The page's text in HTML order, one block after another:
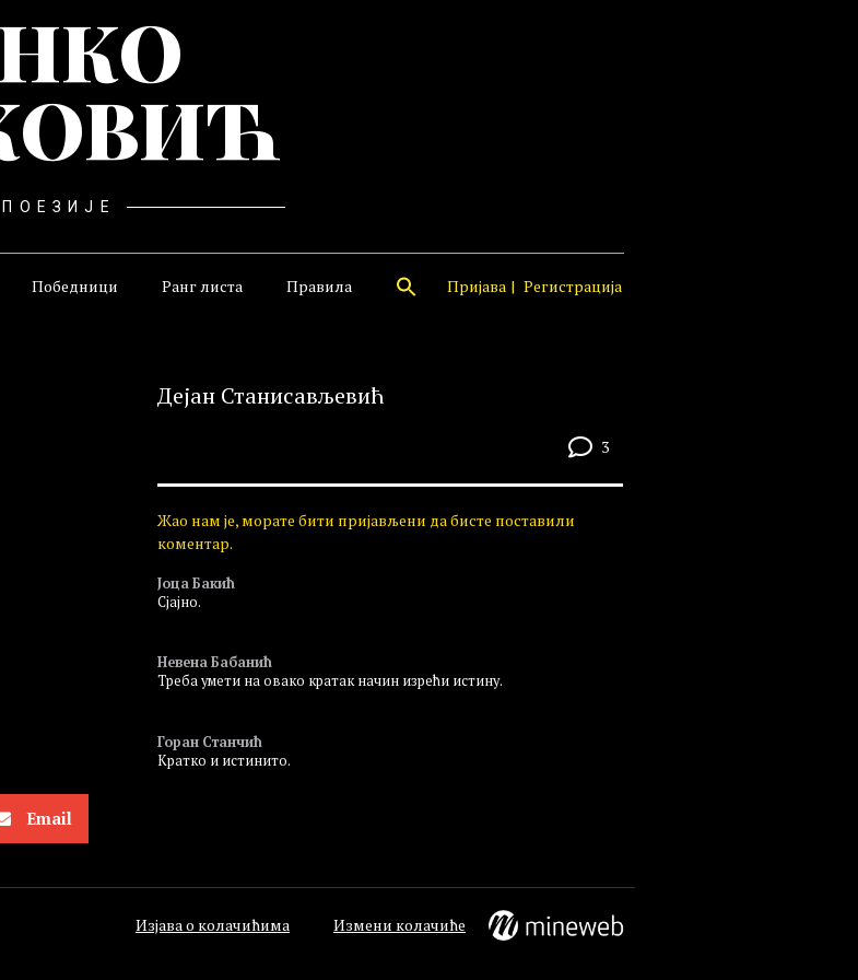
Победници Ранг листа Правила Пријава Регистрација
Email
Дејан Станисављевић
3
Жао нам је, морате бити пријављени да бисте поставили
коментар.
Јоца Бакић
Сјајно.
Невена Бабанић
Треба умети на овако кратак начин изрећи истину.
Горан Станчић
Кратко и истинито.
Изјава о колачићима Измени колачиће